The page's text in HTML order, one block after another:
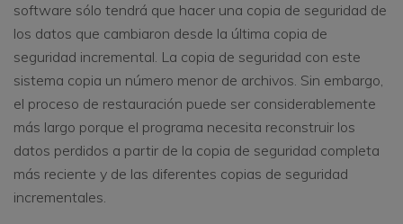
software sólo tendrá que hacer una copia de seguridad de
los datos que cambiaron desde la última copia de
seguridad incremental. La copia de seguridad con este
sistema copia un número menor de archivos. Sin embargo,
el proceso de restauración puede ser considerablemente
más largo porque el programa necesita reconstruir los
datos perdidos a partir de la copia de seguridad completa
más reciente y de las diferentes copias de seguridad
incrementales.